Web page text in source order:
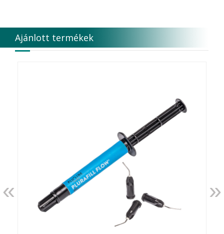
Ajánlott termékek
« »